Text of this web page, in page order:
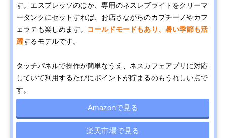
す。エスプレッソのほか、専用のネスレブライトをクリーマ
ータンクにセットすれば、お店さながらのカプチーノやカフ
ェラテも楽しめます。
コールドモードもあり、暑い季節も活
躍するモデルです。
タッチパネルで操作が簡単なうえ、ネスカフェアプリに対応
していて利用するたびにポイントが貯まるのもうれしい点で
す。
Amazonで見る
楽天市場で見る